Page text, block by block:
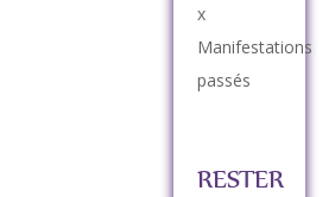
x
Manifestations
passés
RESTER